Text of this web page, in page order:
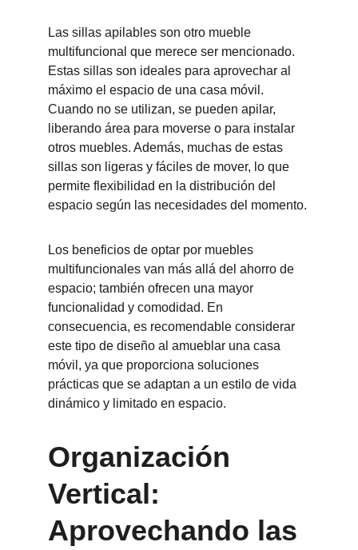
Las sillas apilables son otro mueble
multifuncional que merece ser mencionado.
Estas sillas son ideales para aprovechar al
máximo el espacio de una casa móvil.
Cuando no se utilizan, se pueden apilar,
liberando área para moverse o para instalar
otros muebles. Además, muchas de estas
sillas son ligeras y fáciles de mover, lo que
permite flexibilidad en la distribución del
espacio según las necesidades del momento.
Los beneficios de optar por muebles
multifuncionales van más allá del ahorro de
espacio; también ofrecen una mayor
funcionalidad y comodidad. En
consecuencia, es recomendable considerar
este tipo de diseño al amueblar una casa
móvil, ya que proporciona soluciones
prácticas que se adaptan a un estilo de vida
dinámico y limitado en espacio.
Organización
Vertical:
Aprovechando las